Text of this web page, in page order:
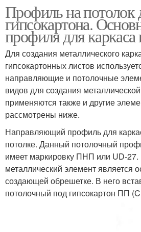
Профиль на потолок
гипсокартона.
профиля для каркаса
Для создания металлического
гипсокартонных листов
направляющие и потолочные
видов для создания
применяются также и другие
рассмотрены ниже.
Направляющий профиль для
потолке. Данный потолочный
имеет маркировку ПНП или UD-
металлический элемент является
создающей обрешетке. В него
потолочный под гипсокартон ПП